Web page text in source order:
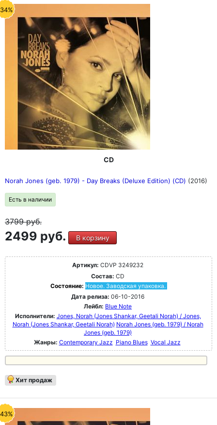
CD
Norah Jones (geb. 1979) - Day Breaks (Deluxe Edition) (CD) (2016)
Есть в наличии
3799руб.
2499 руб. В корзину
Артикул: CDVP 3249232
Состав: CD
Состояние: Новое. Заводская упаковка.
Дата релиза: 06-10-2016
Лейбл: Blue Note
Исполнители: Jones, Norah (Jones Shankar, Geetali Norah) / Jones,
Norah (Jones Shankar, Geetali Norah) Norah Jones (geb. 1979) / Norah
Jones (geb. 1979)
Жанры: Contemporary Jazz Piano Blues Vocal Jazz
Хит продаж